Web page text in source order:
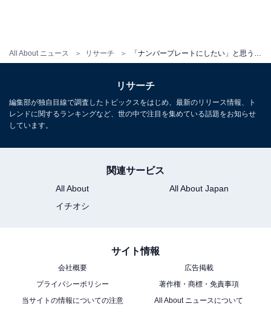
All About ニュース リサーチ
リサーチ
編集部が独自目線で調査したトピックスをはじめ、最新のリリース情報、ト
レンドに関するランキングなど、世の中で注目を集めている話題をお知らせ
しています。
関連サービス
All About
All About Japan
イチオシ
サイト情報
会社概要
広告掲載
プライバシーポリシー
著作権・商標・免責事項
当サイトの情報についての注意
All About ニュースについて